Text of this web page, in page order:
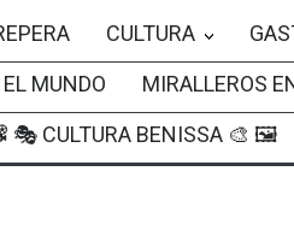
CULTURA
MUNDO
MIRALLEROS
🎭 CULTURA BENISSA 🎨 🖼